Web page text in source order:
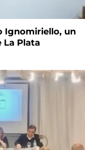
Ignomiriello, un
La Plata